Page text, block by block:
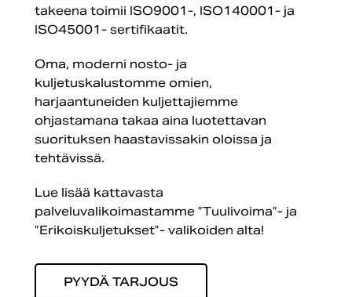
takeena toimii ISO9001-, ISO140001- ja
ISO45001- sertifikaatit.
Oma, moderni nosto- ja
kuljetuskalustomme omien,
harjaantuneiden kuljettajiemme
ohjastamana takaa aina luotettavan
suorituksen haastavissakin oloissa ja
tehtävissä.
Lue lisää kattavasta
palveluvalikoimastamme ”Tuulivoima”- ja
”Erikoiskuljetukset”- valikoiden alta!
PYYDÄ TARJOUS